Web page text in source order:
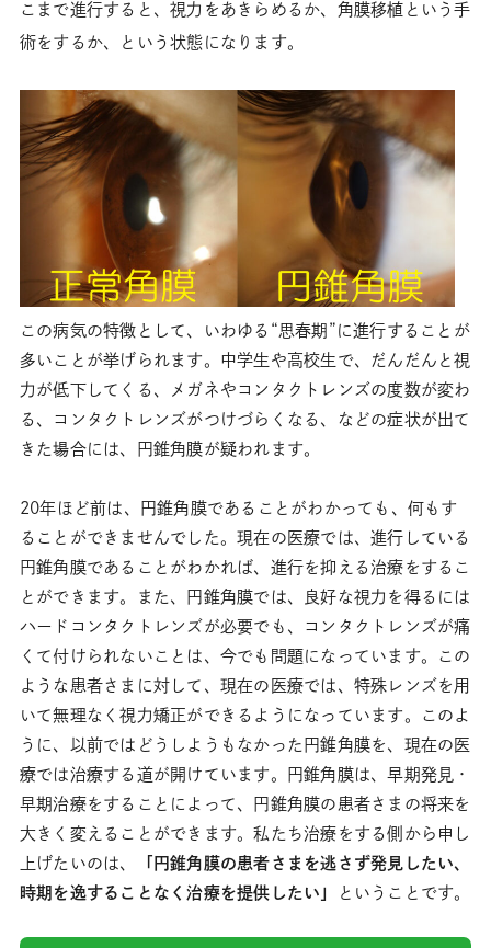
こまで進行すると、視力をあきらめるか、角膜移植という手
術をするか、という状態になります。
この病気の特徴として、いわゆる“思春期”に進行することが
多いことが挙げられます。中学生や高校生で、だんだんと視
力が低下してくる、メガネやコンタクトレンズの度数が変わ
る、コンタクトレンズがつけづらくなる、などの症状が出て
きた場合には、円錐角膜が疑われます。
20年ほど前は、円錐角膜であることがわかっても、何もす
ることができませんでした。現在の医療では、進行している
円錐角膜であることがわかれば、進行を抑える治療をするこ
とができます。また、円錐角膜では、良好な視力を得るには
ハードコンタクトレンズが必要でも、コンタクトレンズが痛
くて付けられないことは、今でも問題になっています。この
ような患者さまに対して、現在の医療では、特殊レンズを用
いて無理なく視力矯正ができるようになっています。このよ
うに、以前ではどうしようもなかった円錐角膜を、現在の医
療では治療する道が開けています。円錐角膜は、早期発見・
早期治療をすることによって、円錐角膜の患者さまの将来を
大きく変えることができます。私たち治療をする側から申し
上げたいのは、
「円錐角膜の患者さまを逃さず発見したい、
時期を逸することなく治療を提供したい」
ということです。